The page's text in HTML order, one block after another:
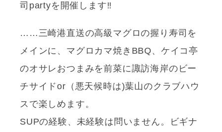
司partyを開催します‼︎
……三崎港直送の高級マグロの握り寿司を
メインに、マグロカマ焼きBBQ、ケイコ亭
のオサレおつまみを前菜に諏訪海岸のビー
チサイドor（悪天候時は)葉山のクラブハウ
スで楽しめます。
SUPの経験、未経験は問いません。ビギナ